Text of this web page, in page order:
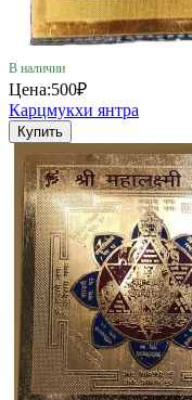
В наличии
Цена:500₽
Карцмукхи янтра
Купить